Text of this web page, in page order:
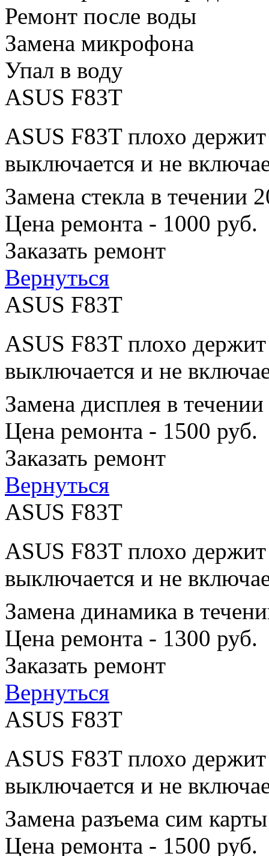
Ремонт после воды
Замена микрофона
Упал в воду
ASUS F83T
ASUS F83T плохо держит
выключается и не
Замена стекла в течении
Цена ремонта - 1000 руб.
Заказать ремонт
Вернуться
ASUS F83T
ASUS F83T плохо держит
выключается и не
Замена дисплея в
Цена ремонта - 1500 руб.
Заказать ремонт
Вернуться
ASUS F83T
ASUS F83T плохо держит
выключается и не
Замена динамика в
Цена ремонта - 1300 руб.
Заказать ремонт
Вернуться
ASUS F83T
ASUS F83T плохо держит
выключается и не
Замена разъема сим
Цена ремонта - 1500 руб.